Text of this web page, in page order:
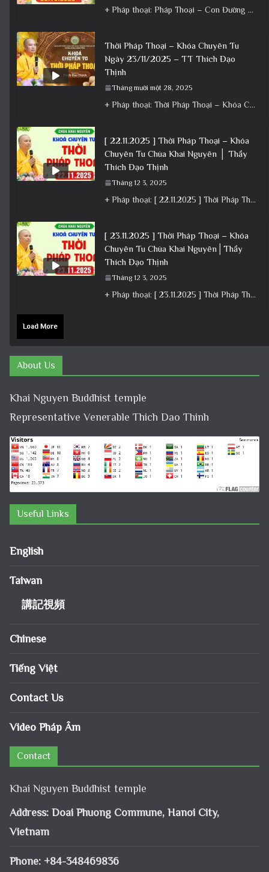
+ Pháp thoại: Pháp Thoại – Con Đường Bồ Tát Đạo │TT. Thích Đạo Thịnh + Album: Pháp Thoại +
Thời Pháp Thoại – Khóa Chuyên Tu
Ngày 23/11/2025 – TT Thích Đạo
Thịnh
Tháng mười một 28, 2025
+ Pháp thoại: Thời Pháp Thoại – Khóa Chuyên Tu Ngày 23/11/2025 – TT Thích Đạo Thịnh + Album: Pháp
[ 22.11.2025 ] Thời Pháp Thoại – Khóa
Chuyên Tu Chùa Khai Nguyên │ Thầy
Thích Đạo Thịnh
Tháng 12 3, 2025
+ Pháp thoại: [ 22.11.2025 ] Thời Pháp Thoại – Khóa Chuyên Tu Chùa Khai Nguyên │ Thầy Thích Đạo
[ 23.11.2025 ] Thời Pháp Thoại – Khóa
Chuyên Tu Chùa Khai Nguyên│Thầy
Thích Đạo Thịnh
Tháng 12 3, 2025
+ Pháp thoại: [ 23.11.2025 ] Thời Pháp Thoại – Khóa Chuyên Tu Chùa Khai Nguyên│Thầy Thích Đạo Thịnh +
Load More
About Us
Khai Nguyen Buddhist temple
Representative Venerable Thich Dao Thinh
Useful Links
English
Taiwan
講記視頻
Chinese
Tiếng Việt
Contact Us
Video Pháp Âm
Contact
Khai Nguyen Buddhist temple
Address: Doai Phuong Commune, Hanoi City,
Vietnam
Phone: +84-348469836